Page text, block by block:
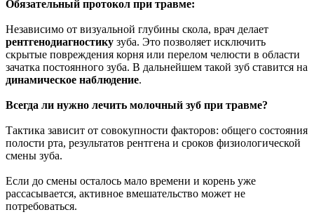
Обязательный протокол при травме:
Независимо от визуальной глубины скола, врач делает
рентгенодиагностику зуба. Это позволяет исключить
скрытые повреждения корня или перелом челюсти в области
зачатка постоянного зуба. В дальнейшем такой зуб ставится на
динамическое наблюдение.
Всегда ли нужно лечить молочный зуб при травме?
Тактика зависит от совокупности факторов: общего состояния
полости рта, результатов рентгена и сроков физиологической
смены зуба.
Если до смены осталось мало времени и корень уже
рассасывается, активное вмешательство может не
потребоваться.